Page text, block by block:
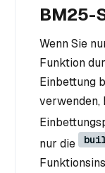
BM25-
Wenn Sie
Funktion
Einbettung
verwenden,
nur die